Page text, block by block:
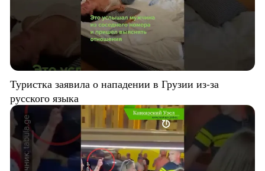
Туристка заявила о нападении в Грузии из-за
русского языка